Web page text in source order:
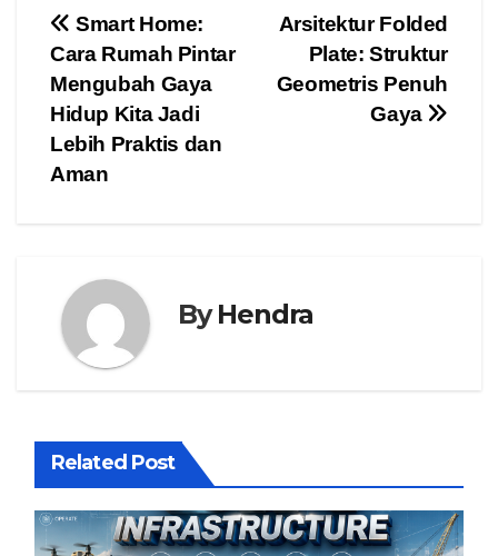
Post
navigation
Arsitektur Folded
Plate: Struktur
Geometris Penuh
Gaya
Smart Home:
Cara Rumah Pintar
Mengubah Gaya
Hidup Kita Jadi
Lebih Praktis dan
Aman
ByHendra
Related Post